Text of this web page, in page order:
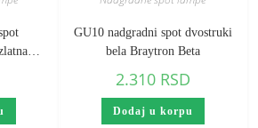
GU10 nadgradni spot dvostruki
bela Braytron Beta
2.310 RSD
Dodaj u korpu